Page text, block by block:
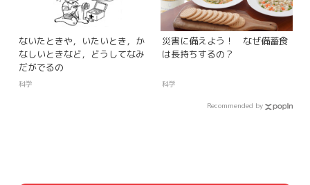
ないたときや，いたいとき，か
なしいときなど，どうしてなみ
だがでるの
科学
災害に備えよう！ なぜ備蓄食
は長持ちするの？
科学
Recommended by